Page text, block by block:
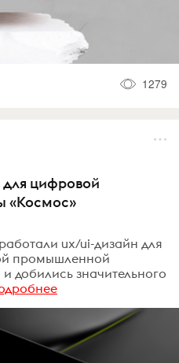
1279
цифровой
«Космос»
ux/ui-дизайн для
промышленной
добились значительного